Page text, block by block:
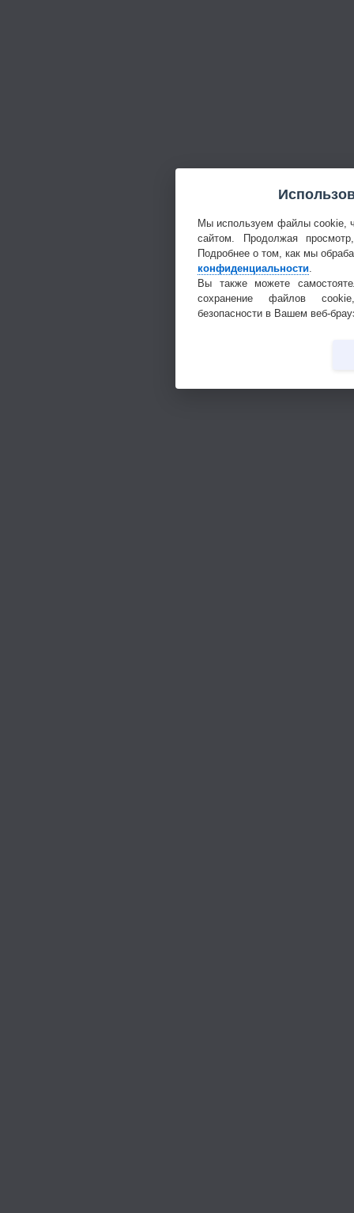
Мы используем файлы cookie,
сайтом. Продолжая
Подробнее о том, как мы
конфиденциальности
Вы также можете
сохранение файлов
безопасности в Вашем веб-